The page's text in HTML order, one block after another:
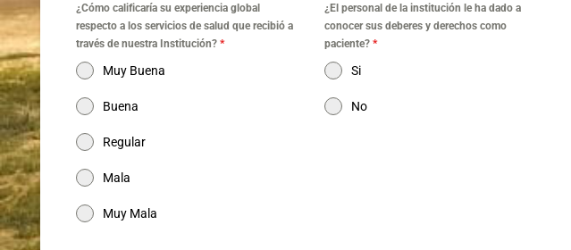
¿Cómo calificaría su experiencia global
respecto a los servicios de salud que recibió a
través de nuestra Institución? *
Muy Buena
Buena
Regular
Mala
Muy Mala
¿El personal de la institución le ha dado a
conocer sus deberes y derechos como
paciente? *
Si
No